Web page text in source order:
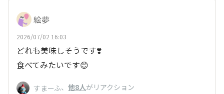
絵夢
2026/07/02 16:03
どれも美味しそうです❣️
食べてみたいです😊
すまーふ、 他8人がリアクション